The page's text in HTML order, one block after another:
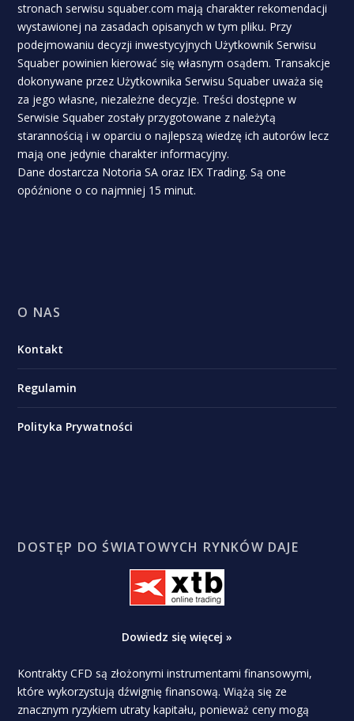
stronach serwisu squaber.com mają charakter rekomendacji
wystawionej na zasadach opisanych w tym pliku. Przy
podejmowaniu decyzji inwestycyjnych Użytkownik Serwisu
Squaber powinien kierować się własnym osądem. Transakcje
dokonywane przez Użytkownika Serwisu Squaber uważa się
za jego własne, niezależne decyzje. Treści dostępne w
Serwisie Squaber zostały przygotowane z należytą
starannością i w oparciu o najlepszą wiedzę ich autorów lecz
mają one jedynie charakter informacyjny.
Dane dostarcza Notoria SA oraz IEX Trading. Są one
opóźnione o co najmniej 15 minut.
O NAS
Kontakt
Regulamin
Polityka Prywatności
DOSTĘP DO ŚWIATOWYCH RYNKÓW DAJE
Dowiedz się więcej »
Kontrakty CFD są złożonymi instrumentami finansowymi,
które wykorzystują dźwignię finansową. Wiążą się ze
znacznym ryzykiem utraty kapitału, ponieważ ceny mogą